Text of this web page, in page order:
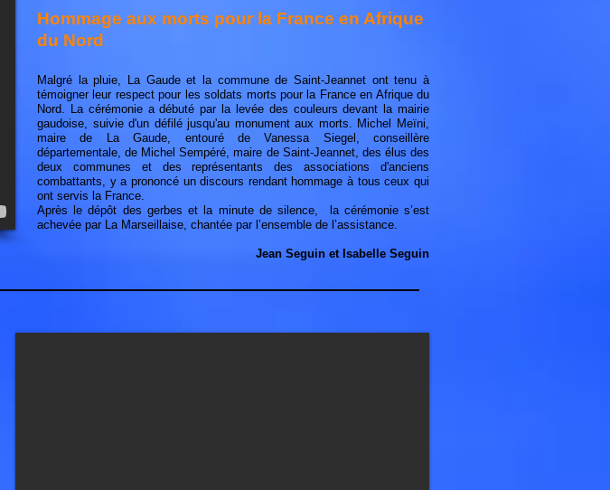
Hommage aux morts pour la France en Afrique
du Nord
Malgré la pluie, La Gaude et la commune de Saint-Jeannet ont tenu à
témoigner leur respect pour les soldats morts pour la France en Afrique du
Nord. La cérémonie a débuté par la levée des couleurs devant la mairie
gaudoise, suivie d'un défilé jusqu'au monument aux morts. Michel Meïni,
maire de La Gaude, entouré de Vanessa Siegel, conseillère
départementale, de Michel Sempéré, maire de Saint-Jeannet, des élus des
deux communes et des représentants des associations d'anciens
combattants, y a prononcé un discours rendant hommage à tous ceux qui
ont servis la France.
Après le dépôt des gerbes et la minute de silence, la cérémonie s’est
achevée par La Marseillaise, chantée par l’ensemble de l’assistance.
Jean Seguin et Isabelle Seguin